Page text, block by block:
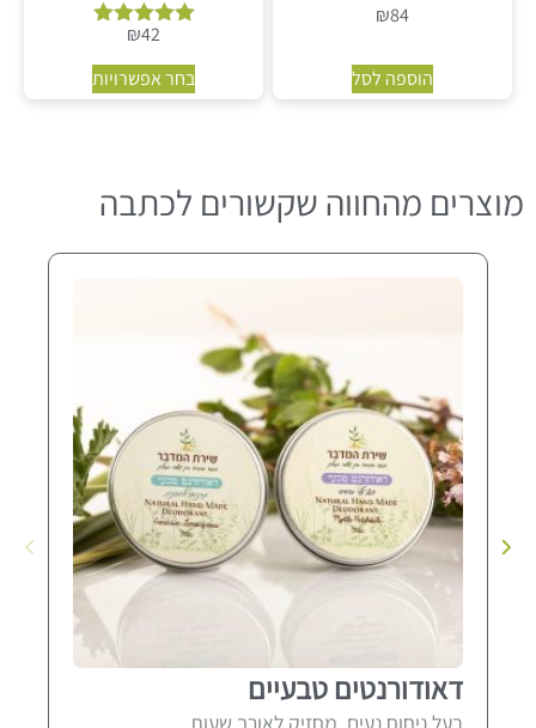
₪84
הוספה לסל
דורג
מתוך 5
₪42
בחר אפשרויות
מוצרים מהחווה שקשורים לכתבה
דאודורנטים טבעיים
בעל ניחוח נעים, מחזיק לאורך שעות